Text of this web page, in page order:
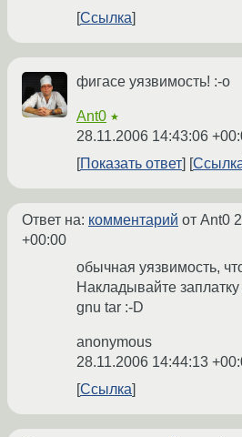
Ссылка
фигасе уязвимость! :-o
Ant0 ★
28.11.2006 14:43:06
Показать ответ
Ответ на: комментарий от Ant0
+00:00
обычная уязвимость,
Накладывайте
gnu tar :-D
anonymous
28.11.2006 14:44:13
Ссылка